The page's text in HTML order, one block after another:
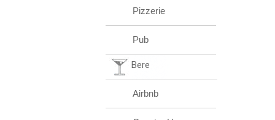
Pizzerie
Pub
Bere
Airbnb